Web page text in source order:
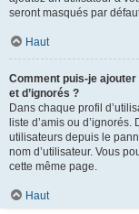
seront masqués par
Haut
Comment puis-je
et d’ignorés ?
Dans chaque profil
liste d’amis ou
utilisateurs depuis le
nom d’utilisateur. Vous
cette même page.
Haut